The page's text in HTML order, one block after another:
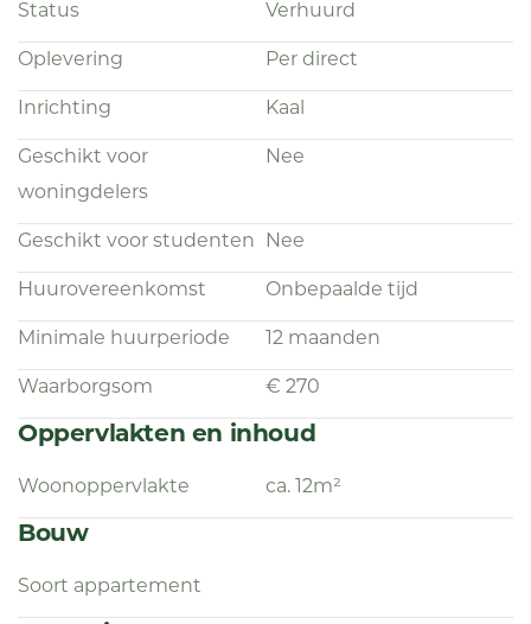
Status Verhuurd
Oplevering Per direct
Inrichting Kaal
Geschikt voor
woningdelers
Nee
Geschikt voor studenten Nee
Huurovereenkomst Onbepaalde tijd
Minimale huurperiode 12 maanden
Waarborgsom € 270
Oppervlakten en inhoud
Woonoppervlakte ca. 12m²
Bouw
Soort appartement